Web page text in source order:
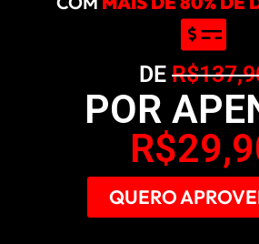
DE
POR
QUERO